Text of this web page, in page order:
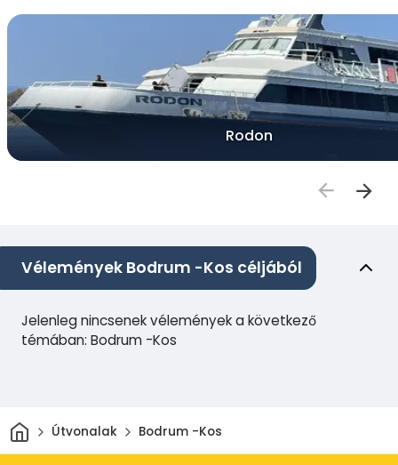
Rodon
Vélemények Bodrum -Kos céljából
Jelenleg nincsenek vélemények a következő
témában: Bodrum -Kos
Otthon
Útvonalak Bodrum -Kos